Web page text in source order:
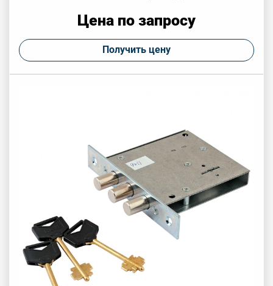
Цена по запросу
Получить цену